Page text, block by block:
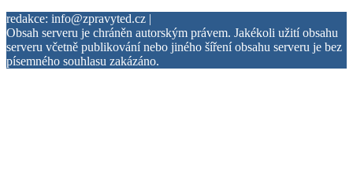
redakce: info@zpravyted.cz |
Obsah serveru je chráněn autorským právem. Jakékoli užití obsahu
serveru včetně publikování nebo jiného šíření obsahu serveru je bez
písemného souhlasu zakázáno.